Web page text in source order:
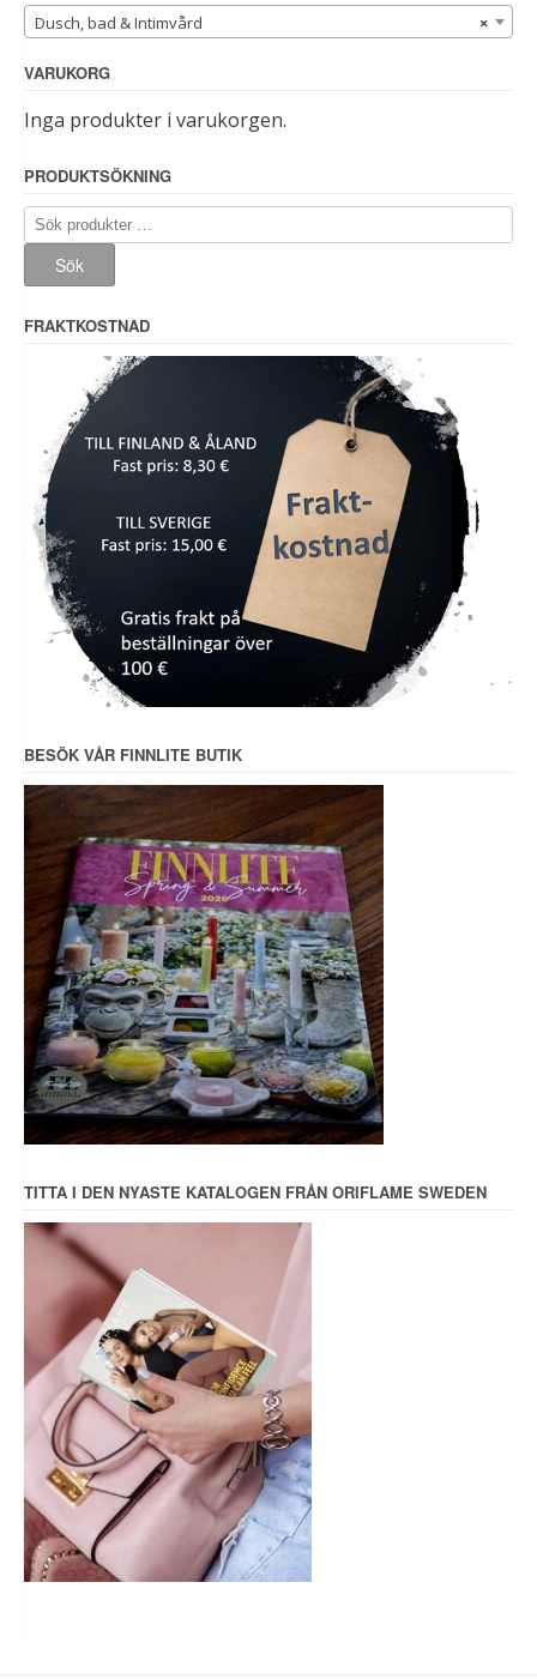
×
Dusch, bad & Intimvård
VARUKORG
Inga produkter i varukorgen.
PRODUKTSÖKNING
Sök
efter:
Sök
FRAKTKOSTNAD
BESÖK VÅR FINNLITE BUTIK
TITTA I DEN NYASTE KATALOGEN FRÅN ORIFLAME SWEDEN